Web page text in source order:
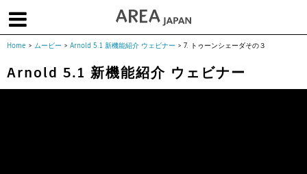
About us | フォーラム | お問合せ | メールマガジン
Home > ムービー > Arnold 5.1 新機能紹介 ウェビナー > 7. トゥーンシェーダその３
Arnold 5.1 新機能紹介 ウェビナー